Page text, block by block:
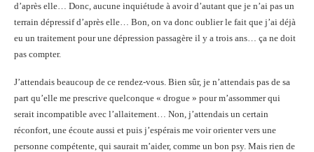
d’après elle… Donc, aucune inquiétude à avoir d’autant que je n’ai pas un
terrain dépressif d’après elle… Bon, on va donc oublier le fait que j’ai déjà
eu un traitement pour une dépression passagère il y a trois ans… ça ne doit
pas compter.
J’attendais beaucoup de ce rendez-vous. Bien sûr, je n’attendais pas de sa
part qu’elle me prescrive quelconque « drogue » pour m’assommer qui
serait incompatible avec l’allaitement… Non, j’attendais un certain
réconfort, une écoute aussi et puis j’espérais me voir orienter vers une
personne compétente, qui saurait m’aider, comme un bon psy. Mais rien de